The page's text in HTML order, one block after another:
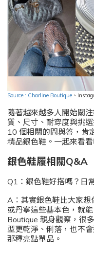
Source : Charline Boutique 、
隨著越來越多人開始關
質、尺寸、耐穿度與挑
10 個相關的問與答，肯
精品銀色鞋。一起來看看
銀色鞋履相關Q&A
Q1：銀色鞋好搭嗎？日
A：其實銀色鞋比大家
或丹寧這些基本色，就
Boutique 親身觀察，很
型更乾淨、俐落，也不
那種亮點單品。